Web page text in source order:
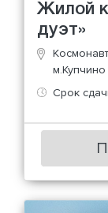
Жилой
дуэт»
м.Купчино
Срок